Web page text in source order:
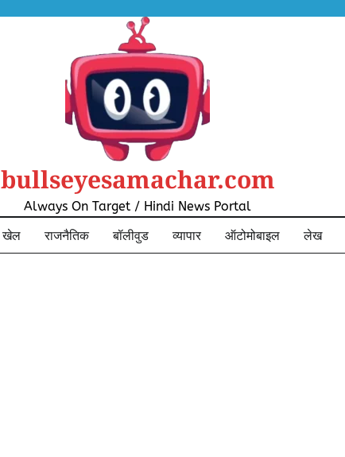
bullseyesamachar.com
Always On Target / Hindi News Portal
खेल राजनैतिक बॉलीवुड व्यापार ऑटोमोबाइल लेख